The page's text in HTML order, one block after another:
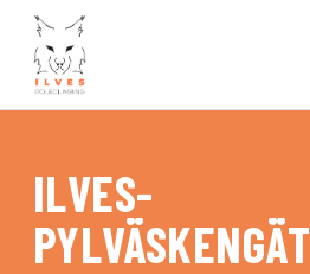
ILVES-
PYLVÄSKENGÄT